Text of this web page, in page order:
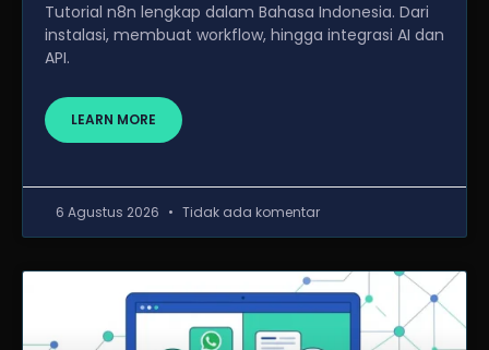
Tutorial n8n lengkap dalam Bahasa Indonesia. Dari
instalasi, membuat workflow, hingga integrasi AI dan
API.
LEARN MORE
6 Agustus 2026 Tidak ada komentar